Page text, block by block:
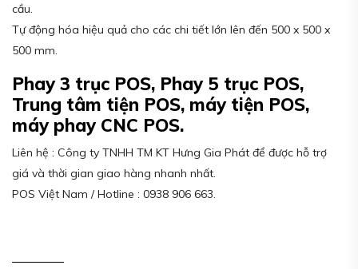
cầu.
Tự động hóa hiệu quả cho các chi tiết lớn lên đến 500 x 500 x
500 mm.
Phay 3 trục POS, Phay 5 trục POS,
Trung tâm tiện POS, máy tiện POS,
máy phay CNC POS.
Liên hệ : Công ty TNHH TM KT Hưng Gia Phát để được hỗ trợ
giá và thời gian giao hàng nhanh nhất.
POS Việt Nam / Hotline : 0938 906 663.